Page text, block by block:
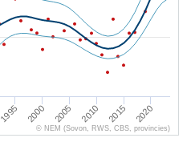
1995 2000 2005 2010 2015 2020
© NEM (Sovon, RWS, CBS, provincies)